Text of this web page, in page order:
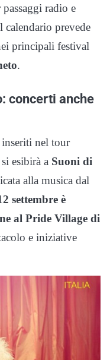
radio e
calendario prevede
principali festival
.
concerti anche
nel tour
esibirà a Suoni di
alla musica dal
settembre è
al Pride Village di
e iniziative